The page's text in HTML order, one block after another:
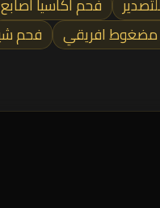
افريقي
فحم